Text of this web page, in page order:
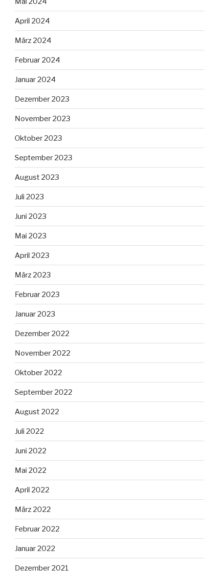
April 2024
März 2024
Februar 2024
Januar 2024
Dezember 2023
November 2023
Oktober 2023
September 2023
August 2023
Juli 2023
Juni 2023
Mai 2023
April 2023
März 2023
Februar 2023
Januar 2023
Dezember 2022
November 2022
Oktober 2022
September 2022
August 2022
Juli 2022
Juni 2022
Mai 2022
April 2022
März 2022
Februar 2022
Januar 2022
Dezember 2021